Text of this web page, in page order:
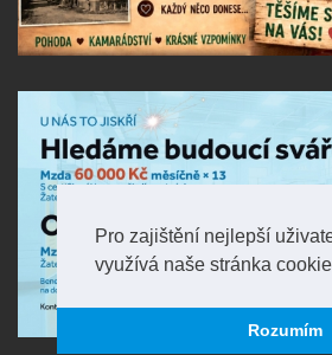
Pro zajištění nejlepší
využívá naše stránka
Rozumím